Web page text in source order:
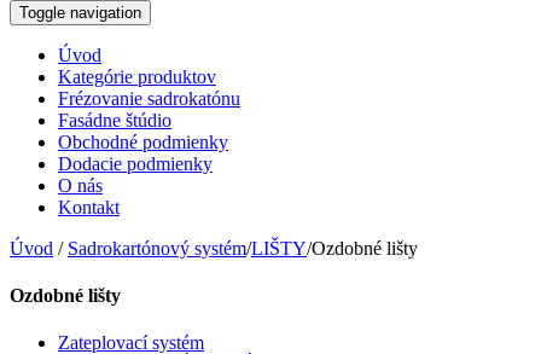
Toggle navigation
Úvod
Kategórie produktov
Frézovanie sadrokatónu
Fasádne štúdio
Obchodné podmienky
Dodacie podmienky
O nás
Kontakt
Úvod / Sadrokartónový systém/LIŠTY/Ozdobné lišty
Ozdobné lišty
Zateplovací systém